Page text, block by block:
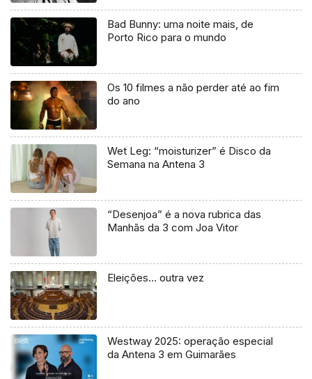
Bad Bunny: uma noite mais, de
Porto Rico para o mundo
Os 10 filmes a não perder até ao fim
do ano
Wet Leg: “moisturizer” é Disco da
Semana na Antena 3
“Desenjoa” é a nova rubrica das
Manhãs da 3 com Joa Vitor
Eleições… outra vez
Westway 2025: operação especial
da Antena 3 em Guimarães